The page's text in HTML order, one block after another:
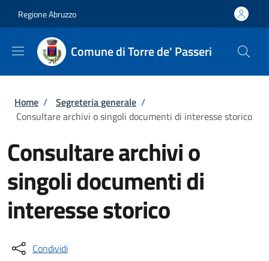
Regione Abruzzo
Comune di Torre de' Passeri
Briciole di pane
Home / Segreteria generale /
Consultare archivi o singoli documenti di interesse storico
Consultare archivi o
singoli documenti di
interesse storico
Condividi